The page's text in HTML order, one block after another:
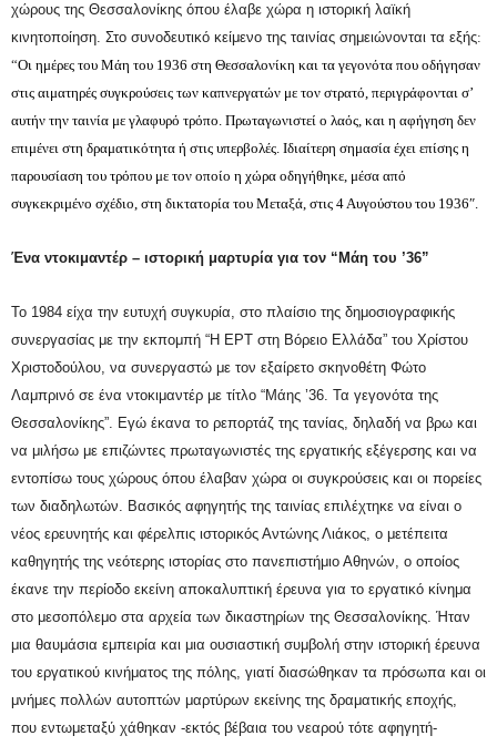
χώρους της Θεσσαλονίκης όπου έλαβε χώρα η ιστορική λαϊκή
κινητοποίηση. Στο συνοδευτικό κείμενο της ταινίας σημειώνονται τα εξής:
“Οι ημέρες του Μάη του 1936 στη Θεσσαλονίκη και τα γεγονότα που οδήγησαν
στις αιματηρές συγκρούσεις των καπνεργατών με τον στρατό, περιγράφονται σ’
αυτήν την ταινία με γλαφυρό τρόπο. Πρωταγωνιστεί ο λαός, και η αφήγηση δεν
επιμένει στη δραματικότητα ή στις υπερβολές. Ιδιαίτερη σημασία έχει επίσης η
παρουσίαση του τρόπου με τον οποίο η χώρα οδηγήθηκε, μέσα από
συγκεκριμένο σχέδιο, στη δικτατορία του Μεταξά, στις 4 Αυγούστου του 1936″.
Ένα ντοκιμαντέρ – ιστορική μαρτυρία για τον “Μάη του ’36”
Το 1984 είχα την ευτυχή συγκυρία, στο πλαίσιο της δημοσιογραφικής
συνεργασίας με την εκπομπή “Η ΕΡΤ στη Βόρειο Ελλάδα” του Χρίστου
Χριστοδούλου, να συνεργαστώ με τον εξαίρετο σκηνοθέτη Φώτο
Λαμπρινό σε ένα ντοκιμαντέρ με τίτλο “Μάης ’36. Τα γεγονότα της
Θεσσαλονίκης”. Εγώ έκανα το ρεπορτάζ της τανίας, δηλαδή να βρω και
να μιλήσω με επιζώντες πρωταγωνιστές της εργατικής εξέγερσης και να
εντοπίσω τους χώρους όπου έλαβαν χώρα οι συγκρούσεις και οι πορείες
των διαδηλωτών. Βασικός αφηγητής της ταινίας επιλέχτηκε να είναι ο
νέος ερευνητής και φέρελπις ιστορικός Αντώνης Λιάκος, ο μετέπειτα
καθηγητής της νεότερης ιστορίας στο πανεπιστήμιο Αθηνών, ο οποίος
έκανε την περίοδο εκείνη αποκαλυπτική έρευνα για το εργατικό κίνημα
στο μεσοπόλεμο στα αρχεία των δικαστηρίων της Θεσσαλονίκης. Ήταν
μια θαυμάσια εμπειρία και μια ουσιαστική συμβολή στην ιστορική έρευνα
του εργατικού κινήματος της πόλης, γιατί διασώθηκαν τα πρόσωπα και οι
μνήμες πολλών αυτοπτών μαρτύρων εκείνης της δραματικής εποχής,
που εντωμεταξύ χάθηκαν -εκτός βέβαια του νεαρού τότε αφηγητή-